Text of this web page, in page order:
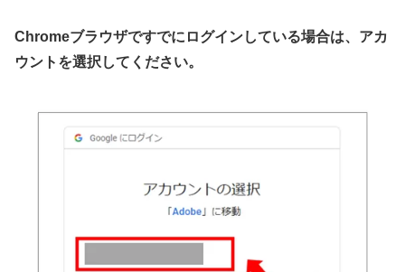
Chromeブラウザですでにログインしている場合は、アカ
ウントを選択してください。